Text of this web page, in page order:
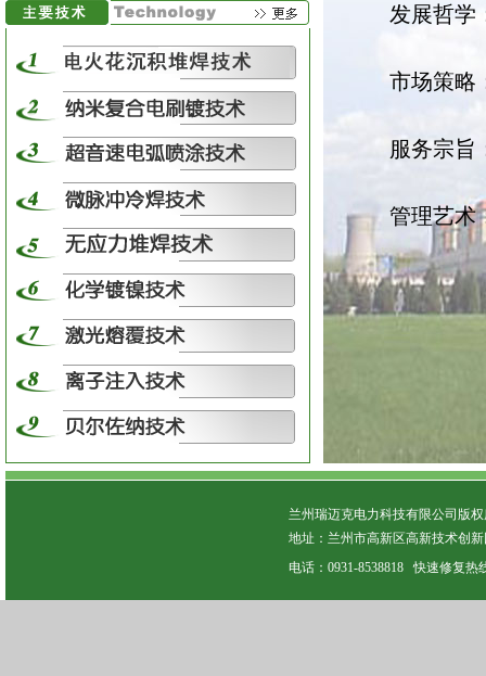
发展哲学
市场策略
服务宗旨
管理艺术
兰州瑞迈克电力科技有限公司版权
地址：兰州市高新区高新技术创
电话：0931-8538818 快速修复热